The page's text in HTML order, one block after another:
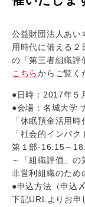
公益財団法人あい
用時代に備える
の「第三者組織評
こちらからご覧く
●日時：2017年５
●会場：名城大学
「休眠預金活用
「社会的インパ
第１部‐16:15～
～「組織評価」の
非営利組織のため
●申込方法（申込
下記URLよりお申